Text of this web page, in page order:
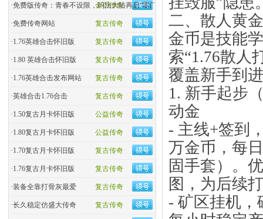
金币传奇
·免费版传奇：青春不设限，玛法大陆再启“零门槛”热血
复古传奇
·免费传奇网站
复古传奇
·1.76英雄合击怀旧版
复古传奇
·1.80 英雄合击怀旧版
复古传奇
·1.76英雄合击发布网站
复古传奇
·英雄合击1.76合击
公益传奇
·1.50复古月卡怀旧版
公益传奇
·1.80复古月卡怀旧版
复古传奇
·1.70复古月卡怀旧版
复古传奇
·1.76复古月卡怀旧版
复古传奇
·装备全靠打骨灰最爱
复古传奇
·长久稳定仿盛大传奇
二、散人黄
金币是技能
索“1.76散人
覆盖新手到
1. 新手起步
动金
- 主线+签到
万金币，每
固手套）。
图，为后续
- 矿区挂机，